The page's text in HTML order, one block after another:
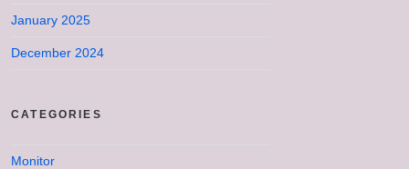
January 2025
December 2024
CATEGORIES
Monitor